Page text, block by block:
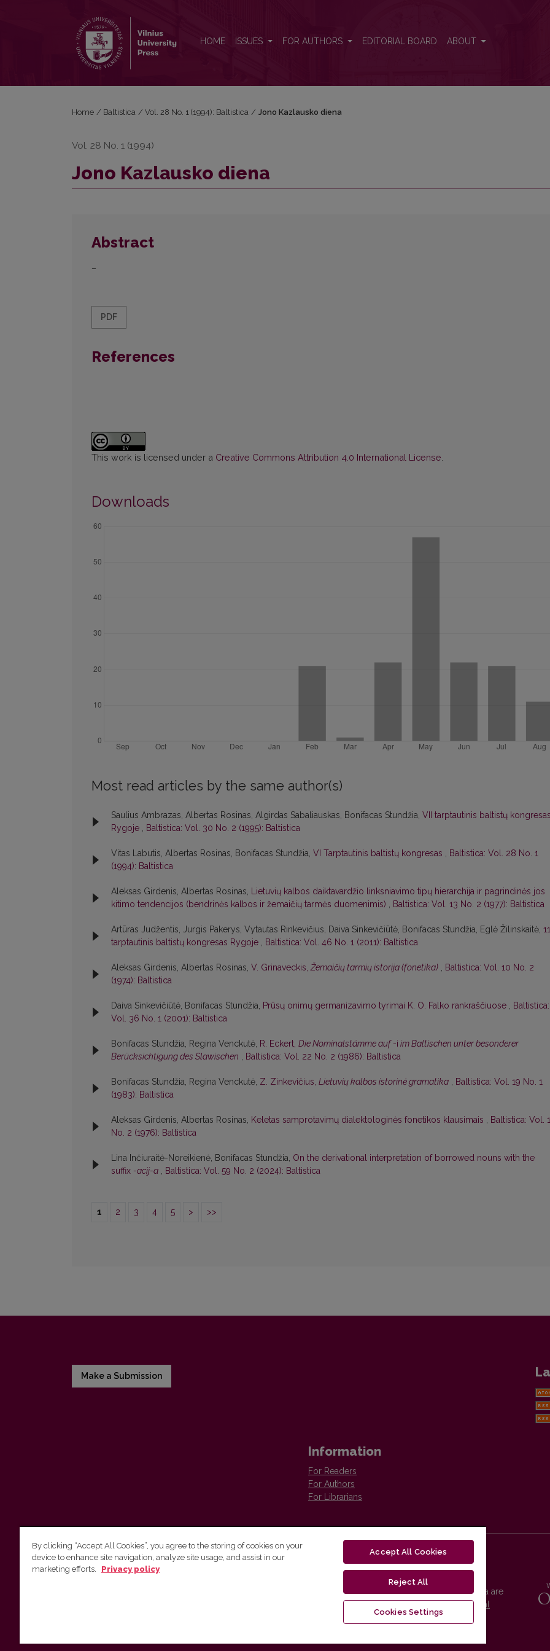
HOME ISSUES FOR AUTHORS EDITORIAL BOARD ABOUT
Home / Baltistica / Vol. 28 No. 1 (1994): Baltistica / Jono Kazlausko diena
Vol. 28 No. 1 (1994)
Jono Kazlausko diena
Abstract
–
PDF
References
This work is licensed under a Creative Commons Attribution 4.0 International License
Downloads
Most read articles by the same author(s)
Saulius Ambrazas, Albertas Rosinas, Algirdas Sabaliauskas, Bonifacas Stundžia, VII tarptautinis baltistų
Rygoje , Baltistica: Vol. 30 No. 2 (1995): Baltistica
Vitas Labutis, Albertas Rosinas, Bonifacas Stundžia, VI Tarptautinis baltistų kongresas , Baltistica: Vol. 28 No. 1
(1994): Baltistica
Aleksas Girdenis, Albertas Rosinas, Lietuvių kalbos daiktavardžio linksniavimo tipų hierarchija ir pagrindinės jos
kitimo tendencijos (bendrinės kalbos ir žemaičių tarmės duomenimis) , Baltistica: Vol. 13 No. 2 (1977): Baltistica
Artūras Judžentis, Jurgis Pakerys, Vytautas Rinkevičius, Daiva Sinkevičiūtė, Bonifacas Stundžia, Eglė Žilinskaitė, 11
tarptautinis baltistų kongresas Rygoje , Baltistica: Vol. 46 No. 1 (2011): Baltistica
Aleksas Girdenis, Albertas Rosinas, V. Grinaveckis,Žemaičių tarmių istorija (fonetika) , Baltistica: Vol. 10 No. 2
(1974): Baltistica
Daiva Sinkevičiūtė, Bonifacas Stundžia, Prūsų onimų germanizavimo tyrimai K. O. Falko rankraščiuose , Baltistica:
Vol. 36 No. 1 (2001): Baltistica
Bonifacas Stundžia, Regina Venckutė, R. Eckert, Die Nominalstämme auf-i im Baltischen unter besonderer
Berücksichtigung des Slawischen , Baltistica: Vol. 22 No. 2 (1986): Baltistica
Bonifacas Stundžia, Regina Venckutė, Z. Zinkevičius, Lietuvių kalbos istorinė gramatika , Baltistica: Vol. 19 No. 1
(1983): Baltistica
Aleksas Girdenis, Albertas Rosinas, Keletas samprotavimų dialektologinės fonetikos klausimais , Baltistica: Vol.
No. 2 (1976): Baltistica
Lina Inčiuraitė-Noreikienė, Bonifacas Stundžia, On the derivational interpretation of borrowed nouns with the
suffix -acij-a , Baltistica: Vol. 59 No. 2 (2024): Baltistica
1 2 3 4 5 > >>
Make a Submission
Information
For Readers
For Authors
For Librarians
Vilnius University Press
Vilnius University Press platform and metadata are
distributed by
Creative Commons International
By clicking “Accept All Cookies”, you agree to the storing of cookies on your
device to enhance site navigation, analyze site usage, and assist in our
marketing efforts.
Privacy policy
Accept All Cookies
Reject All
Cookies Settings